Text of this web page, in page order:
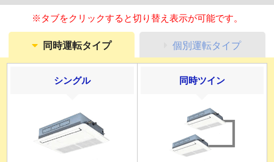
※タブをクリックすると切り替え表示が可能です。
同時運転タイプ 個別運転タイプ
シングル 同時ツイン